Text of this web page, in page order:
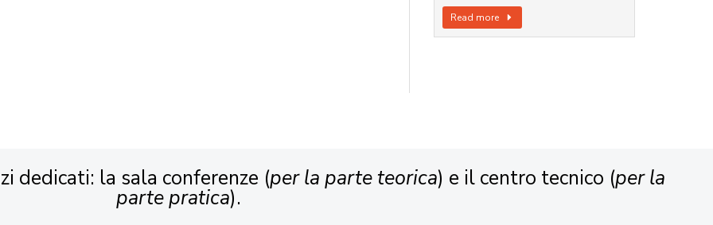
Read more
dedicati: la sala conferenze (per la parte teorica) e il centro tecnico (per la
parte pratica).